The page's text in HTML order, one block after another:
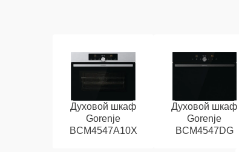
Духовой шкаф
Gorenje
BCM4547A10X
Духовой шкаф
Gorenje
BCM4547DG